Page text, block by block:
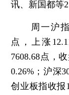
讯、新国都等
周一沪指
点，上涨
7608.68点，
0.26%；沪深
创业板指收报